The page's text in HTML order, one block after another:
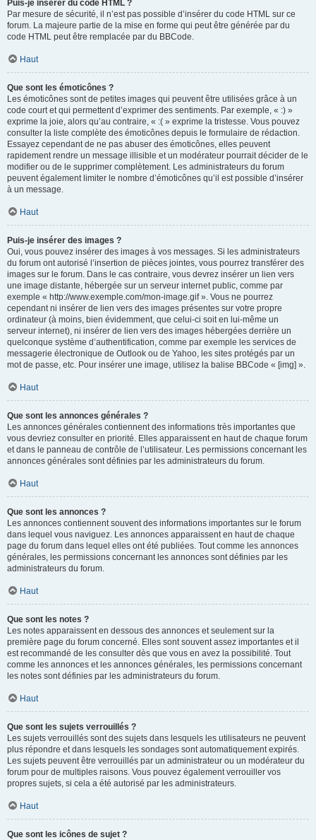
Puis-je insérer du code HTML ?
Par mesure de sécurité, il n’est pas possible d’insérer du code HTML sur ce
forum. La majeure partie de la mise en forme qui peut être générée par du
code HTML peut être remplacée par du BBCode.
Haut
Que sont les émoticônes ?
Les émoticônes sont de petites images qui peuvent être utilisées grâce à un
code court et qui permettent d’exprimer des sentiments. Par exemple, « :) »
exprime la joie, alors qu’au contraire, « :( » exprime la tristesse. Vous pouvez
consulter la liste complète des émoticônes depuis le formulaire de rédaction.
Essayez cependant de ne pas abuser des émoticônes, elles peuvent
rapidement rendre un message illisible et un modérateur pourrait décider de le
modifier ou de le supprimer complètement. Les administrateurs du forum
peuvent également limiter le nombre d’émoticônes qu’il est possible d’insérer
à un message.
Haut
Puis-je insérer des images ?
Oui, vous pouvez insérer des images à vos messages. Si les administrateurs
du forum ont autorisé l’insertion de pièces jointes, vous pourrez transférer des
images sur le forum. Dans le cas contraire, vous devrez insérer un lien vers
une image distante, hébergée sur un serveur internet public, comme par
exemple « http://www.exemple.com/mon-image.gif ». Vous ne pourrez
cependant ni insérer de lien vers des images présentes sur votre propre
ordinateur (à moins, bien évidemment, que celui-ci soit en lui-même un
serveur internet), ni insérer de lien vers des images hébergées derrière un
quelconque système d’authentification, comme par exemple les services de
messagerie électronique de Outlook ou de Yahoo, les sites protégés par un
mot de passe, etc. Pour insérer une image, utilisez la balise BBCode « [img] ».
Haut
Que sont les annonces générales ?
Les annonces générales contiennent des informations très importantes que
vous devriez consulter en priorité. Elles apparaissent en haut de chaque forum
et dans le panneau de contrôle de l’utilisateur. Les permissions concernant les
annonces générales sont définies par les administrateurs du forum.
Haut
Que sont les annonces ?
Les annonces contiennent souvent des informations importantes sur le forum
dans lequel vous naviguez. Les annonces apparaissent en haut de chaque
page du forum dans lequel elles ont été publiées. Tout comme les annonces
générales, les permissions concernant les annonces sont définies par les
administrateurs du forum.
Haut
Que sont les notes ?
Les notes apparaissent en dessous des annonces et seulement sur la
première page du forum concerné. Elles sont souvent assez importantes et il
est recommandé de les consulter dès que vous en avez la possibilité. Tout
comme les annonces et les annonces générales, les permissions concernant
les notes sont définies par les administrateurs du forum.
Haut
Que sont les sujets verrouillés ?
Les sujets verrouillés sont des sujets dans lesquels les utilisateurs ne peuvent
plus répondre et dans lesquels les sondages sont automatiquement expirés.
Les sujets peuvent être verrouillés par un administrateur ou un modérateur du
forum pour de multiples raisons. Vous pouvez également verrouiller vos
propres sujets, si cela a été autorisé par les administrateurs.
Haut
Que sont les icônes de sujet ?